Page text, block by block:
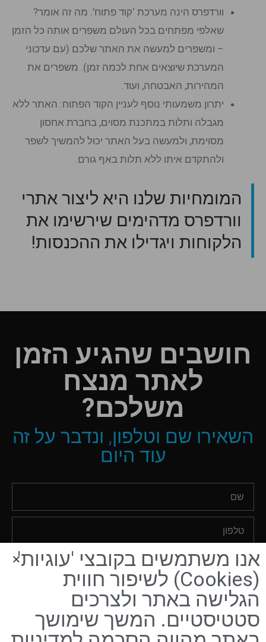
וורדפרס הינה מערכת ‘קוד פתוח’. מה זה אומר?
שאלפי מפתחים בכל העולם משפרים אותה כל הזמן
– ומשפרים למעשה את האתר שלכם (עם עדכוני
המערכת שיוצאים אחת לכמה זמן). משפרים את
המהירות, האבטחה, ועוד.
יתרון משמעותי נוסף לעניין הקוד הפתוח: האתר ללא
מגבלה ותלות במתכנת מסוים, בחברת אחסון
מסוימת, ולמעשה בעל האתר יכול להמשיך לשפר
ולהתקדם איתו ללא תלות באף גורם.
המומחיות שלנו היא ליצור אתרי
וורדפרס מדהימים שירשימו את
הלקוחות ויגדילו את ההכנסות!
חושבים שהגיע הזמן
לאתר מנצח
משלכם?
השאירו שם וטלפון, ונדבר על זה
עוד היום
אני מאשר/ת שקראתי והסכמתי לתקנון האתרול מדיניות
הפרטיות
חזרו אליי היום
אנו משתמשים בקובצי 'עוגיות'
(Cookies) לשיפור חווית
הגלישה באתר ולצרכים
סטטיסטיים. המשך שימושך